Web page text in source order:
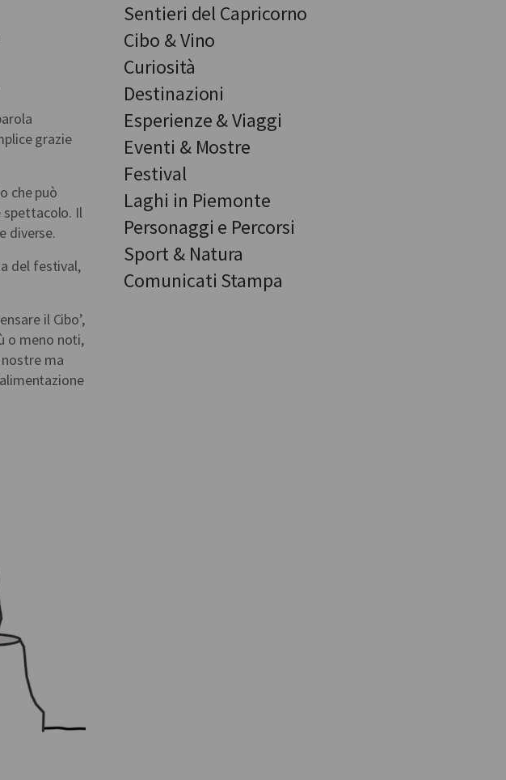
grazie
che può
spettacolo. Il
diverse.
del festival,
il Cibo’,
o meno noti,
ma
Sentieri del Capricorno
Cibo & Vino
Curiosità
Destinazioni
Esperienze & Viaggi
Eventi & Mostre
Festival
Laghi in Piemonte
Personaggi e Percorsi
Sport & Natura
Comunicati Stampa